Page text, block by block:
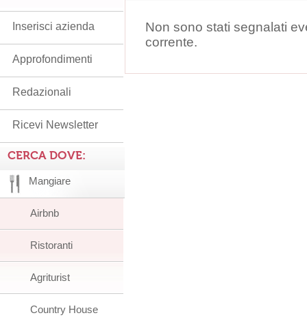
Non sono stati segnalati
corrente.
Inserisci azienda
Approfondimenti
Redazionali
Ricevi Newsletter
CERCA DOVE:
Mangiare
Airbnb
Ristoranti
Agriturist
Country House